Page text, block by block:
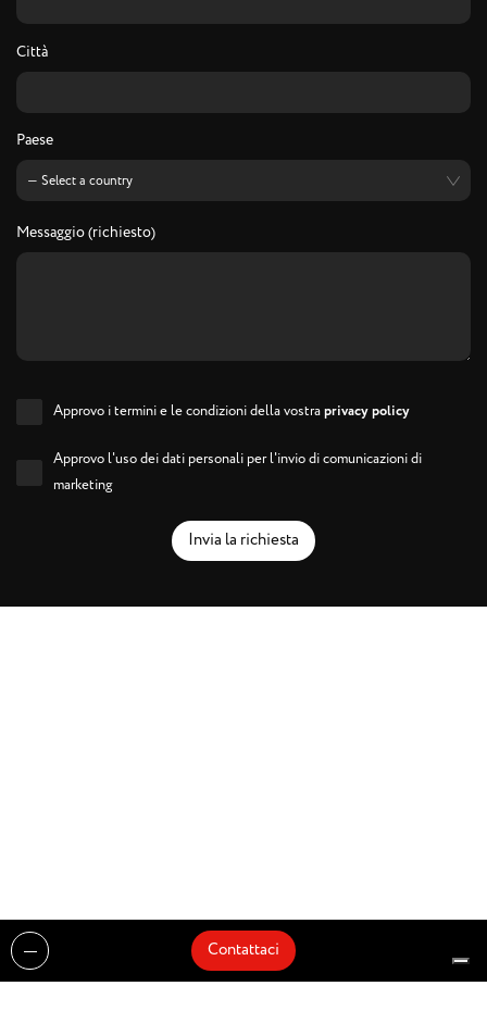
Città
Paese
Messaggio (richiesto)
Approvo i termini e le condizioni della vostraprivacy policy
Approvo l'uso dei dati personali per l'invio di comunicazioni di
marketing
Invia la richiesta
Contattaci